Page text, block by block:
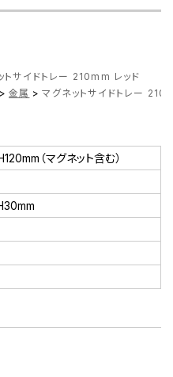
トサイドトレー 210mm レッド
> 金属 > マグネットサイドトレー
（マグネット含む）